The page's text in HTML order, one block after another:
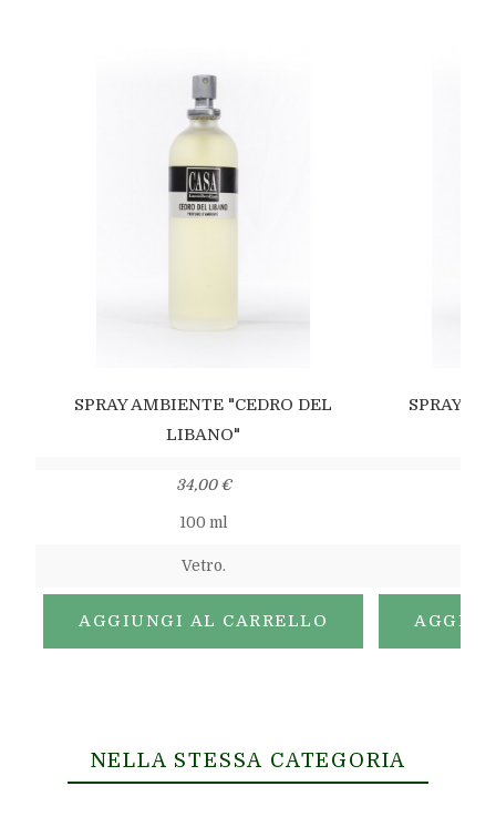
SPRAY AMBIENTE "CEDRO DEL
LIBANO"
SPRAY
34,00 €
100 ml
Vetro.
AGGIUNGI AL CARRELLO
NELLA STESSA CATEGORIA